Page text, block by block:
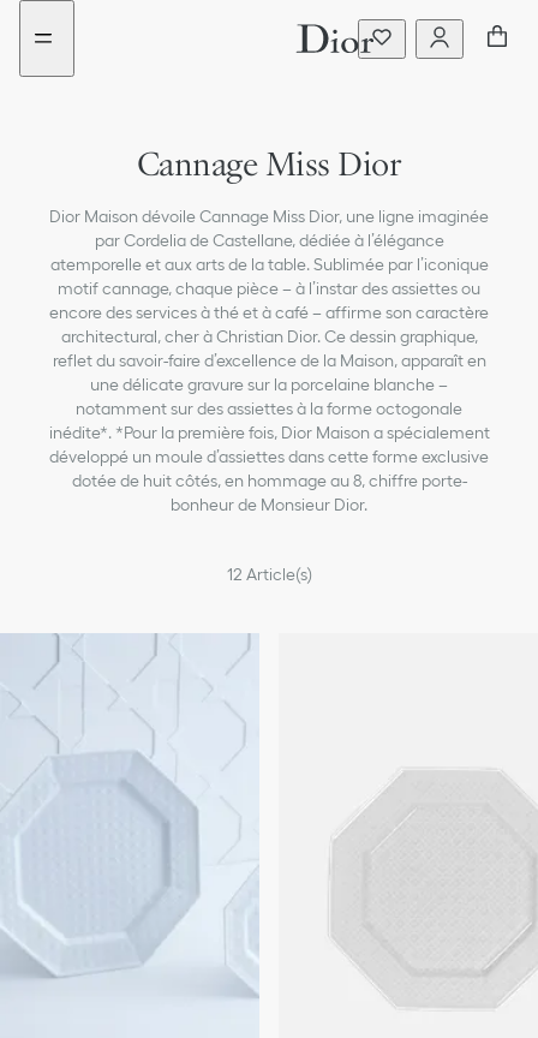
Aller
menu
Aller
contenu
Cannage Miss Dior
Dior Maison dévoile Cannage Miss Dior, une ligne imaginée
par Cordelia de Castellane, dédiée à l’élégance
atemporelle et aux arts de la table. Sublimée par l’iconique
motif cannage, chaque pièce – à l’instar des assiettes ou
encore des services à thé et à café – affirme son caractère
architectural, cher à Christian Dior. Ce dessin graphique,
reflet du savoir-faire d’excellence de la Maison, apparaît en
une délicate gravure sur la porcelaine blanche –
notamment sur des assiettes à la forme octogonale
inédite*. *Pour la première fois, Dior Maison a spécialement
développé un moule d’assiettes dans cette forme exclusive
dotée de huit côtés, en hommage au 8, chiffre porte-
bonheur de Monsieur Dior.
12 Article(s)
Nouveau
ajouté
Nouveau
ajouté